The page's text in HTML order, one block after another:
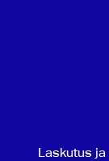
Laskutus